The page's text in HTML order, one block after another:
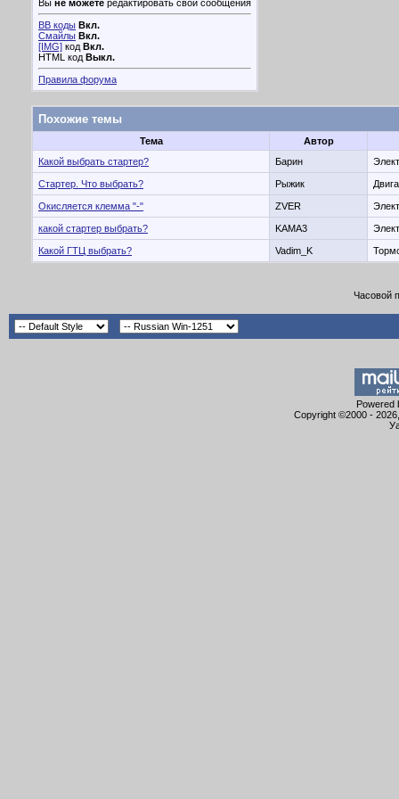
Вы не можете редактировать свои сообщения
BB коды Вкл.
Смайлы Вкл.
[IMG] код Вкл.
HTML код Выкл.
Правила форума
Похожие темы
Тема
Автор
Какой выбрать стартер?
Барин
Стартер. Что выбрать? Рыжик
Окисляется клемма "-" ZVER
какой стартер выбрать? KAMA3
Какой ГТЦ выбрать? Vadim_K
Часовой
Powered
Copyright ©2000 -